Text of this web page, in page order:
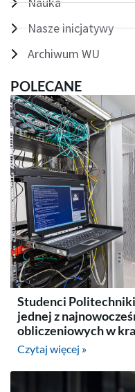
Nasze inicjatywy
Archiwum WU
POLECANE
Studenci
jednej z
obliczeniowych w
Czytaj więcej »